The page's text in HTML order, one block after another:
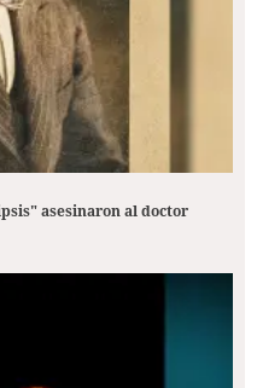
asesinaron al doctor